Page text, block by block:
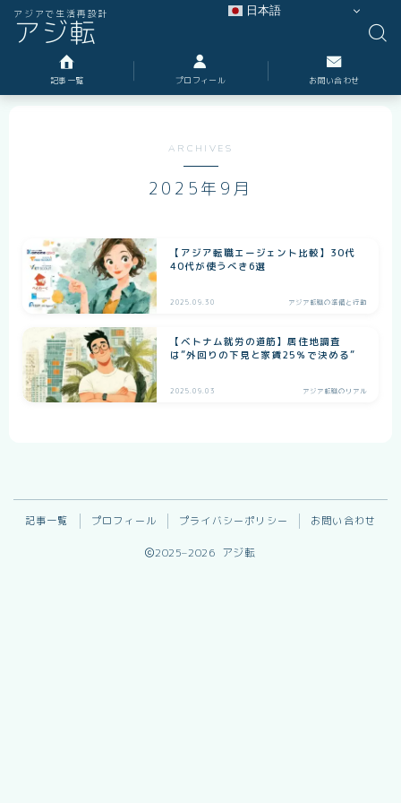
アジ転
アジアで生活再設計
記事一覧 プロフィール お問い合わせ
ARCHIVES
2025年9月
【アジア転職エージェント比較】30代
40代が使うべき6選
2025.09.30 アジア転職の準備と行動
【ベトナム就労の道筋】居住地調査
は”外回りの下見と家賃25％で決める”
2025.09.03 アジア転職のリアル
記事一覧 プロフィール プライバシーポリシー お問い合わせ
2025–2026 アジ転
日本語